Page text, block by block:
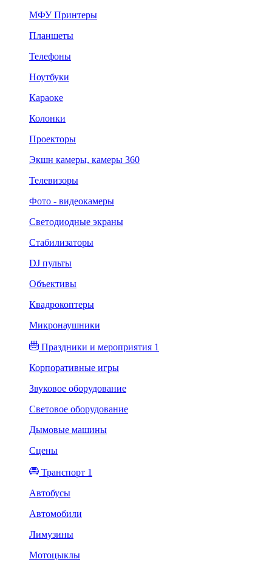
МФУ Принтеры
Планшеты
Телефоны
Ноутбуки
Караоке
Колонки
Проекторы
Экшн камеры, камеры 360
Телевизоры
Фото - видеокамеры
Светодиодные экраны
Стабилизаторы
DJ пульты
Объективы
Квадрокоптеры
Микронаушники
Праздники и мероприятия 1
Корпоративные игры
Звуковое оборудование
Световое оборудование
Дымовые машины
Сцены
Транспорт 1
Автобусы
Автомобили
Лимузины
Мотоцыклы